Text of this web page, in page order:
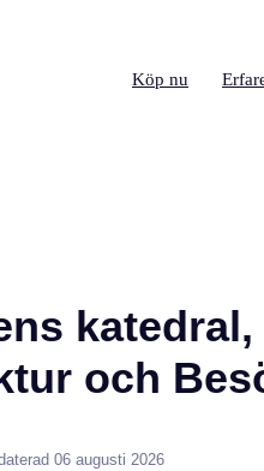
Köp nu
katedral,
och
06 augusti 2026